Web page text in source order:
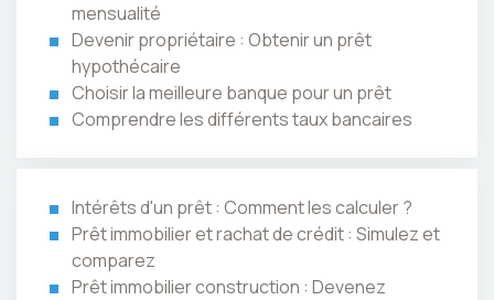
mensualité
Devenir propriétaire : Obtenir un prêt
hypothécaire
Choisir la meilleure banque pour un prêt
Comprendre les différents taux bancaires
Intérêts d'un prêt : Comment les calculer ?
Prêt immobilier et rachat de crédit : Simulez et
comparez
Prêt immobilier construction : Devenez